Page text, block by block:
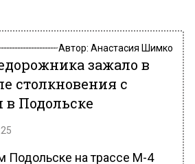
Автор: Анастасия Шимко
зажало в
столкновения с
в Подольске
Подольске на трассе М-4